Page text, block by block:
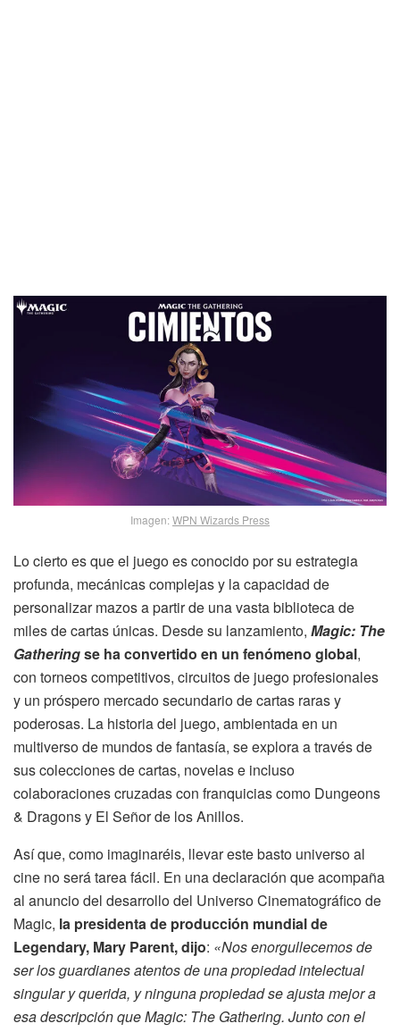
Imagen:WPN Wizards Press
Lo cierto es que el juego es conocido por su estrategia
profunda, mecánicas complejas y la capacidad de
personalizar mazos a partir de una vasta biblioteca de
miles de cartas únicas. Desde su lanzamiento, Magic: The
Gatheringse ha convertido en un fenómeno global,
con torneos competitivos, circuitos de juego profesionales
y un próspero mercado secundario de cartas raras y
poderosas. La historia del juego, ambientada en un
multiverso de mundos de fantasía, se explora a través de
sus colecciones de cartas, novelas e incluso
colaboraciones cruzadas con franquicias como Dungeons
& Dragons y El Señor de los Anillos.
Así que, como imaginaréis, llevar este basto universo al
cine no será tarea fácil. En una declaración que acompaña
al anuncio del desarrollo del Universo Cinematográfico de
Magic, la presidenta de producción mundial de
Legendary, Mary Parent, dijo: «Nos enorgullecemos de
ser los guardianes atentos de una propiedad intelectual
singular y querida, y ninguna propiedad se ajusta mejor a
esa descripción que Magic: The Gathering. Junto con el